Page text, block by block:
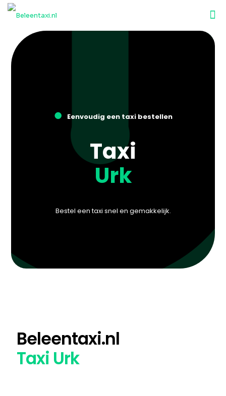
● Eenvoudig een taxi bestellen
Taxi
Urk
Bestel een taxi snel en gemakkelijk.
Beleentaxi.nl
Taxi Urk